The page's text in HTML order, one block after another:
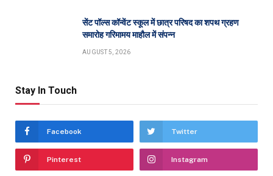
सेंट पॉल्स कॉन्वेंट स्कूल में छात्र परिषद का शपथ ग्रहण
समारोह गरिमामय माहौल में संपन्न
AUGUST 5, 2026
Stay In Touch
Facebook Twitter
Pinterest Instagram